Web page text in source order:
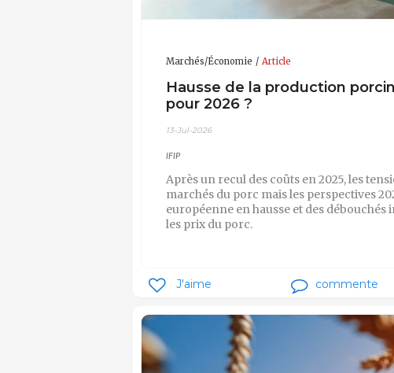
Marchés/Économie Article
Hausse de la production
pour 2026 ?
13-Jul-2026
IFIP
Après un recul des coûts en 2025, les
marchés du porc mais les perspectives
européenne en hausse et des
les prix du porc.
J'aime commente